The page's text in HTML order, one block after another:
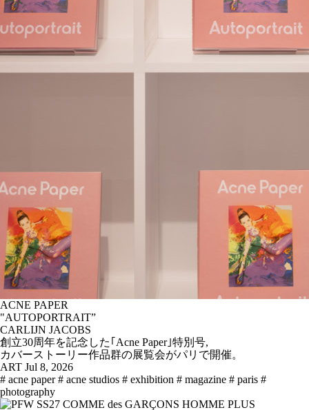
ACNE PAPER
"AUTOPORTRAIT”
CARLIJN JACOBS
創立30周年を記念した｢Acne Paper｣特別号,
カバーストーリー作品群の展覧会がパリで開催。
ART Jul 8, 2026
# acne paper # acne studios # exhibition # magazine # paris #
photography